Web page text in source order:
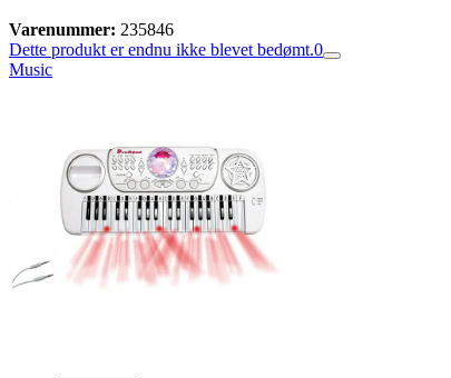
Varenummer: 235846
Dette produkt er endnu ikke blevet bedømt.0
Music